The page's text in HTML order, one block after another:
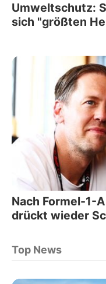
Umweltschutz:
sich "größten
Nach Formel-1-
drückt wieder
Top News